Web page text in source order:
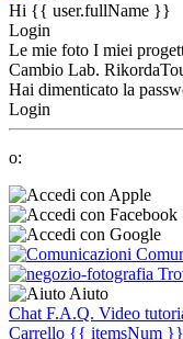
Hi {{ user.fullName }}
Login
Le mie foto I miei
Cambio Lab.
Hai dimenticato la
Login
o:
Aiuto
Chat F.A.Q. Video
Carrello {{ itemsNum }}